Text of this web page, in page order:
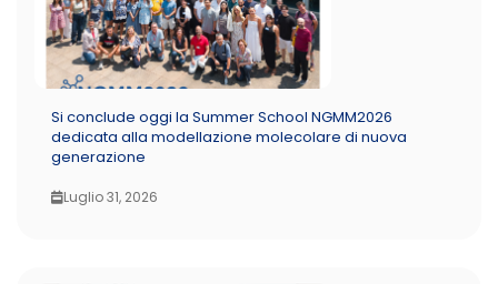
Si conclude oggi la Summer School NGMM2026
dedicata alla modellazione molecolare di nuova
generazione
Luglio 31, 2026